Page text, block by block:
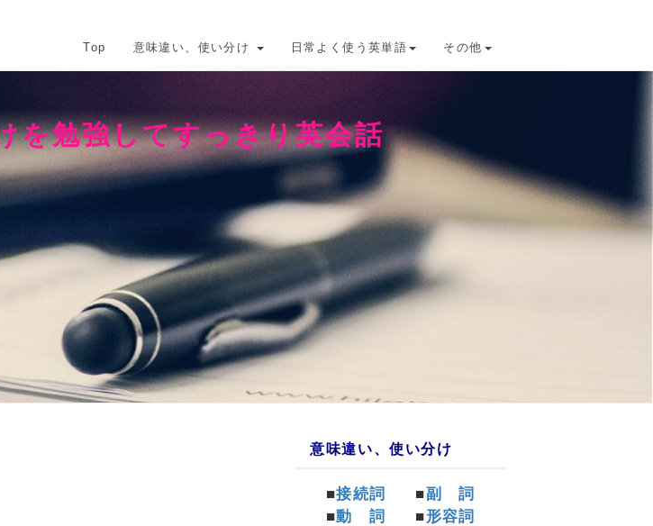
Top 意味違い、使い分け 日常よく使う英単語 その他
を勉強してすっきり英会話
意味違い、使い分け
■接続詞 ■副 詞
■動 詞 ■形容詞